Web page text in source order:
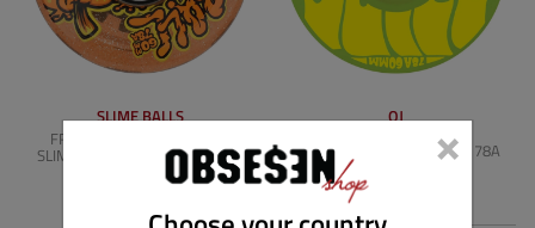
SLIME BALLS
FROG TRIPS LIGHT UPS OG
SLIME RED GLITTER 60MM 78A
OJ
SUPER JUICE GREEN 60MM 78A
×